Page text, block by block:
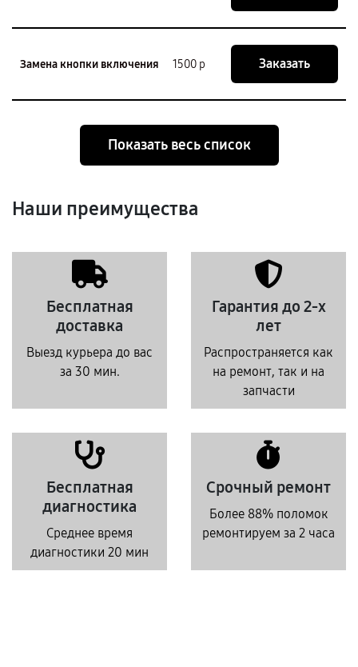
Замена кнопки включения 1500 р Заказать
Показать весь список
Наши преимущества
Бесплатная
доставка
Выезд курьера до вас
за 30 мин.
Гарантия до 2-х
лет
Распространяется как
на ремонт, так и на
запчасти
Бесплатная
диагностика
Среднее время
диагностики 20 мин
Срочный ремонт
Более 88% поломок
ремонтируем за 2 часа